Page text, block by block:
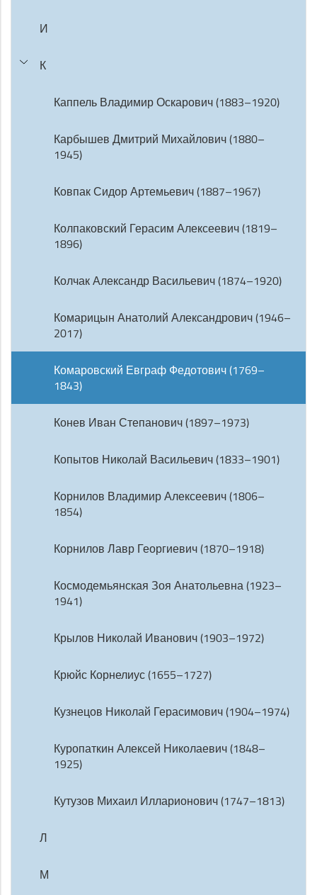
И
К
Каппель Владимир Оскарович (1883–1920)
Карбышев Дмитрий Михайлович (1880–
1945)
Ковпак Сидор Артемьевич (1887–1967)
Колпаковский Герасим Алексеевич (1819–
1896)
Колчак Александр Васильевич (1874–1920)
Комарицын Анатолий Александрович (1946–
2017)
Комаровский Евграф Федотович (1769–
1843)
Конев Иван Степанович (1897–1973)
Копытов Николай Васильевич (1833–1901)
Корнилов Владимир Алексеевич (1806–
1854)
Корнилов Лавр Георгиевич (1870–1918)
Космодемьянская Зоя Анатольевна (1923–
1941)
Крылов Николай Иванович (1903–1972)
Крюйс Корнелиус (1655–1727)
Кузнецов Николай Герасимович (1904–1974)
Куропаткин Алексей Николаевич (1848–
1925)
Кутузов Михаил Илларионович (1747–1813)
Л
М